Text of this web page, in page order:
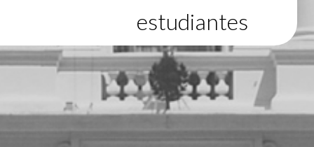
estudiantes